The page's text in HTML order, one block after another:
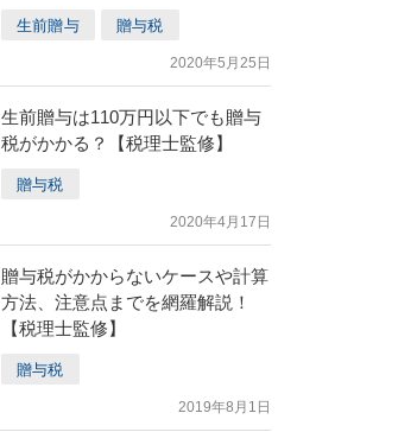
生前贈与 贈与税
2020年5月25日
生前贈与は110万円以下でも贈与
税がかかる？【税理士監修】
贈与税
2020年4月17日
贈与税がかからないケースや計算
方法、注意点までを網羅解説！
【税理士監修】
贈与税
2019年8月1日